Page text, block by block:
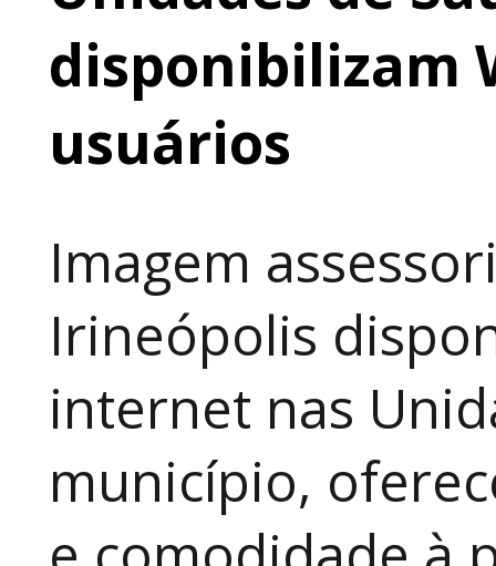
disponibilizam
usuários
Imagem
Irineópolis
internet nas
município,